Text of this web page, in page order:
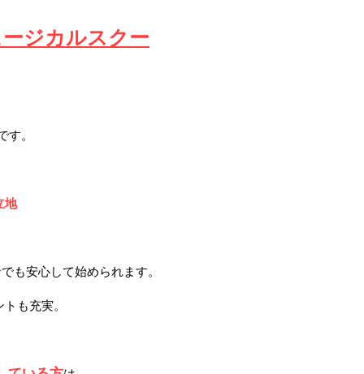
ジカルスクー
す。
地
も安心して始められます。
も充実。